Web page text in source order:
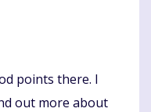
points there. I
out more about